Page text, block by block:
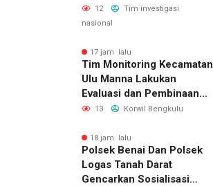
Bagikan Sembako Kepada
Keluarga Warga Binaan
12
Tim investigasi
nasional
17 jam lalu
Tim Monitoring Kecamatan
Ulu Manna Lakukan
Evaluasi dan Pembinaan
APBDesa 2026 di Desa
13 Korwil Bengkulu
18 jam lalu
Polsek Benai Dan Polsek
Logas Tanah Darat
Gencarkan Sosialisasi